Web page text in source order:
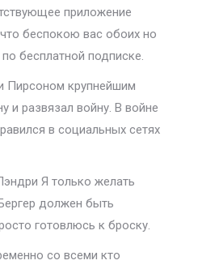
приложение
беспокою вас обоих но
бесплатной подписке.
Пирсоном крупнейшим
и развязал войну. В войне
в социальных сетях
Я только желать
должен быть
готовлюсь к броску.
со всеми кто